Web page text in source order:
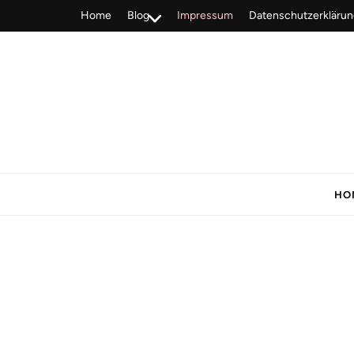
Home Blog Impressum